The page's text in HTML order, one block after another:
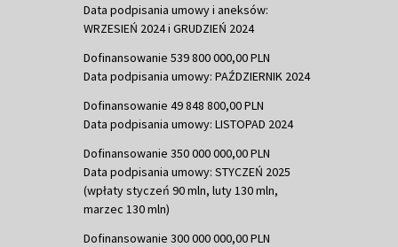
Data podpisania umowy i aneksów:
WRZESIEŃ 2024 i GRUDZIEŃ 2024
Dofinansowanie 539 800 000,00 PLN
Data podpisania umowy: PAŹDZIERNIK 2024
Dofinansowanie 49 848 800,00 PLN
Data podpisania umowy: LISTOPAD 2024
Dofinansowanie 350 000 000,00 PLN
Data podpisania umowy: STYCZEŃ 2025
(wpłaty styczeń 90 mln, luty 130 mln,
marzec 130 mln)
Dofinansowanie 300 000 000,00 PLN